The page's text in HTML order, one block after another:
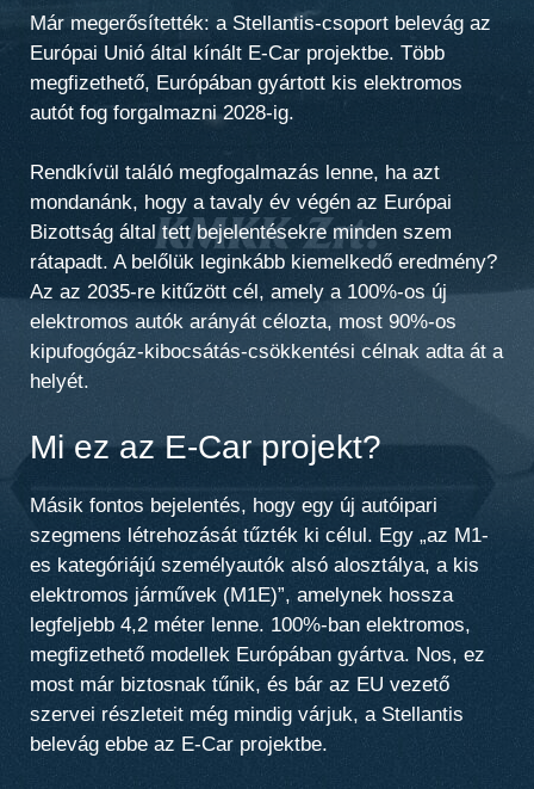
Már megerősítették: a Stellantis-csoport belevág az
Európai Unió által kínált E-Car projektbe. Több
megfizethető, Európában gyártott kis elektromos
autót fog forgalmazni 2028-ig.
Rendkívül találó megfogalmazás lenne, ha azt
mondanánk, hogy a tavaly év végén az Európai
Bizottság által tett bejelentésekre minden szem
rátapadt. A belőlük leginkább kiemelkedő eredmény?
Az az 2035-re kitűzött cél, amely a 100%-os új
elektromos autók arányát célozta, most 90%-os
kipufogógáz-kibocsátás-csökkentési célnak adta át a
helyét.
Mi ez az E-Car projekt?
Másik fontos bejelentés, hogy egy új autóipari
szegmens létrehozását tűzték ki célul. Egy „az M1-
es kategóriájú személyautók alsó alosztálya, a kis
elektromos járművek (M1E)”, amelynek hossza
legfeljebb 4,2 méter lenne. 100%-ban elektromos,
megfizethető modellek Európában gyártva. Nos, ez
most már biztosnak tűnik, és bár az EU vezető
szervei részleteit még mindig várjuk, a Stellantis
belevág ebbe az E-Car projektbe.